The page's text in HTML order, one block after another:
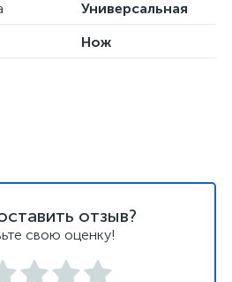
Универсальная
Нож
отзыв?
свою оценку!